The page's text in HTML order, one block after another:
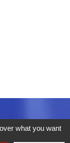
what you want